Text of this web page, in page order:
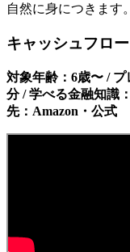
自然に身につきます。
キャッシュフロ
対象年齢：6歳〜 /
分 / 学べる金融知識
先：Amazon・公式